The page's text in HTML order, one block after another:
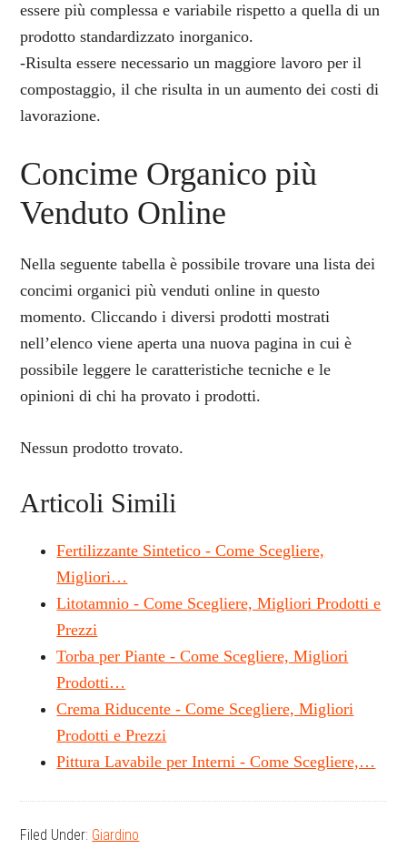
essere più complessa e variabile rispetto a quella di un
prodotto standardizzato inorganico.
-Risulta essere necessario un maggiore lavoro per il
compostaggio, il che risulta in un aumento dei costi di
lavorazione.
Concime Organico più
Venduto Online
Nella seguente tabella è possibile trovare una lista dei
concimi organici più venduti online in questo
momento. Cliccando i diversi prodotti mostrati
nell’elenco viene aperta una nuova pagina in cui è
possibile leggere le caratteristiche tecniche e le
opinioni di chi ha provato i prodotti.
Nessun prodotto trovato.
Articoli Simili
Fertilizzante Sintetico - Come Scegliere,
Migliori…
Litotamnio - Come Scegliere, Migliori Prodotti e
Prezzi
Torba per Piante - Come Scegliere, Migliori
Prodotti…
Crema Riducente - Come Scegliere, Migliori
Prodotti e Prezzi
Pittura Lavabile per Interni - Come Scegliere,…
Filed Under: Giardino